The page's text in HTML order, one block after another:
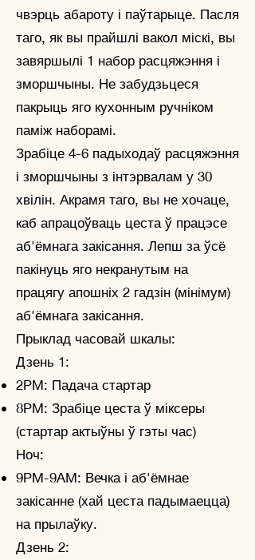
чвэрць абароту і паўтарыце. Пасля
таго, як вы прайшлі вакол міскі, вы
завяршылі 1 набор расцяжэння і
зморшчыны. Не забудзьцеся
пакрыць яго кухонным ручніком
паміж наборамі.
Зрабіце 4-6 падыходаў расцяжэння
і зморшчыны з інтэрвалам у 30
хвілін. Акрамя таго, вы не хочаце,
каб апрацоўваць цеста ў працэсе
аб'ёмнага закісання. Лепш за ўсё
пакінуць яго некранутым на
працягу апошніх 2 гадзін (мінімум)
аб'ёмнага закісання.
Прыклад часовай шкалы:
Дзень 1:
2PM: Падача стартар
8PM: Зрабіце цеста ў міксеры
(стартар актыўны ў гэты час)
Ноч:
9PM-9AM: Вечка і аб'ёмнае
закісанне (хай цеста падымаецца)
на прылаўку.
Дзень 2: